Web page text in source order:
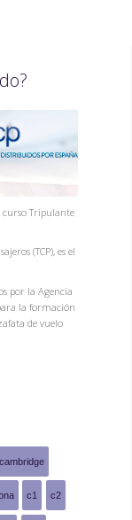
curso Tripulante
(TCP), es el
por la Agencia
la formación
de vuelo
c1 c2